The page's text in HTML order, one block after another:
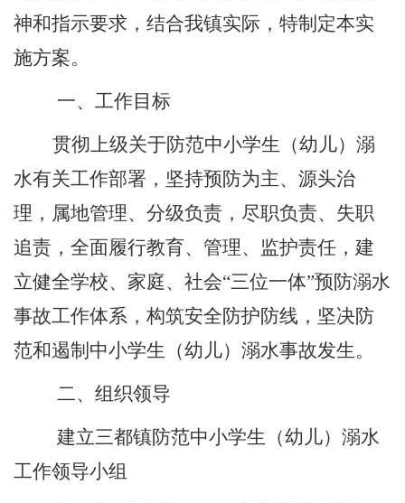
神和指示要求，结合我镇实际，特制定本实
施方案。
一、工作目标
贯彻上级关于防范中小学生 （幼儿） 溺
水有关工作部署，坚持预防为主、源头治
理，属地管理、分级负责，尽职负责、失职
追责，全面履行教育、管理、监护责任，建
立健全学校、家庭、社会“三位一体”预防溺水
事故工作体系，构筑安全防护防线，坚决防
范和遏制中小学生 （幼儿） 溺水事故发生。
二、组织领导
建立三都镇防范中小学生 （幼儿） 溺水
工作领导小组